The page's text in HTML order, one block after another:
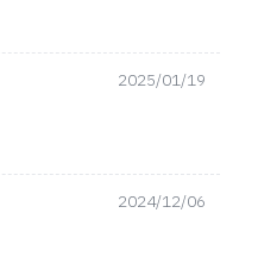
2025/01/19
2024/12/06